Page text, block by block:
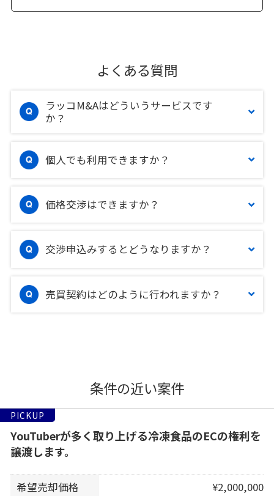
よくある質問
ラッコM&Aはどういうサービスです
か？
個人でも利用できますか？
価格交渉はできますか？
交渉申込みするとどうなりますか？
売買契約はどのように行われますか？
条件の近い案件
PICKUP
YouTuberが多く取り上げる冷凍食品のECの権利を
譲渡します。
希望売却価格 ¥2,000,000